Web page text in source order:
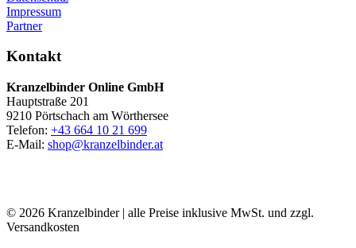
Impressum
Partner
Kontakt
Kranzelbinder Online GmbH
Hauptstraße 201
9210 Pörtschach am Wörthersee
Telefon: +43 664 10 21 699
E-Mail: shop@kranzelbinder.at
© 2026 Kranzelbinder | alle Preise inklusive MwSt. und zzgl.
Versandkosten